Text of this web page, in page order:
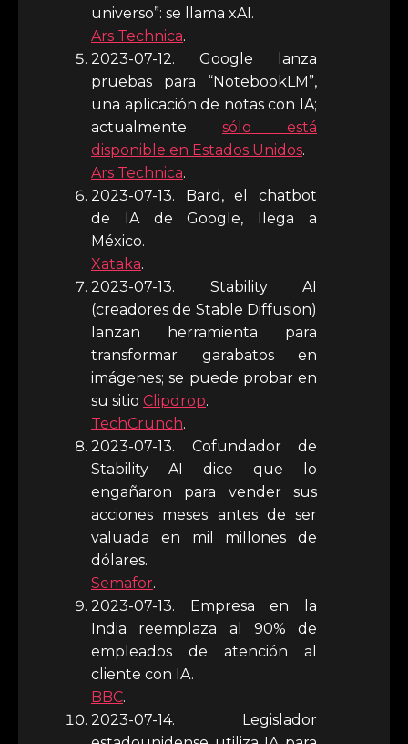
universo”: se llama xAI.
Ars Technica.
2023-07-12. Google lanza
pruebas para “NotebookLM”,
una aplicación de notas con IA;
actualmente sólo está
disponible en Estados Unidos.
Ars Technica.
2023-07-13. Bard, el chatbot
de IA de Google, llega a
México.
Xataka.
2023-07-13. Stability AI
(creadores de Stable Diffusion)
lanzan herramienta para
transformar garabatos en
imágenes; se puede probar en
su sitio Clipdrop.
TechCrunch.
2023-07-13. Cofundador de
Stability AI dice que lo
engañaron para vender sus
acciones meses antes de ser
valuada en mil millones de
dólares.
Semafor.
2023-07-13. Empresa en la
India reemplaza al 90% de
empleados de atención al
cliente con IA.
BBC.
2023-07-14. Legislador